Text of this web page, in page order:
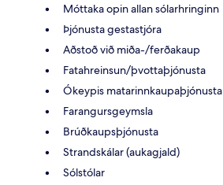
Móttaka opin allan sólarhringinn
Þjónusta gestastjóra
Aðstoð við miða-/ferðakaup
Fatahreinsun/þvottaþjónusta
Ókeypis matarinnkaupaþjónusta
Farangursgeymsla
Brúðkaupsþjónusta
Strandskálar (aukagjald)
Sólstólar